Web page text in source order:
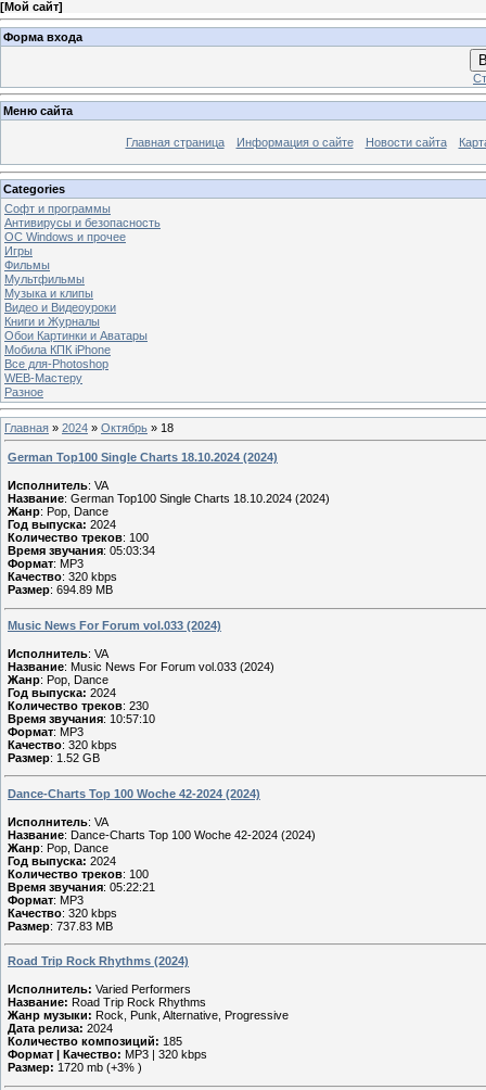
[Мой сайт]
Форма входа
Меню сайта
Главная страница Информация о сайте Новости сайта
Categories
Софт и программы
Антивирусы и безопасность
OC Windows и прочее
Игры
Фильмы
Мультфильмы
Музыка и клипы
Видео и Видеоуроки
Книги и Журналы
Обои Картинки и Аватары
Мобила КПК iPhone
Все для-Photoshop
WEB-Мастеру
Разное
Главная » 2024 » Октябрь » 18
German Top100 Single Charts 18.10.2024 (2024)
Исполнитель: VA
Название: German Top100 Single Charts 18.10.2024 (2024)
Жанр: Pop, Dance
Год выпуска: 2024
Количество треков: 100
Время звучания: 05:03:34
Формат: MP3
Качество: 320 kbps
Размер: 694.89 MB
Music News For Forum vol.033 (2024)
Исполнитель: VA
Название: Music News For Forum vol.033 (2024)
Жанр: Pop, Dance
Год выпуска: 2024
Количество треков: 230
Время звучания: 10:57:10
Формат: MP3
Качество: 320 kbps
Размер: 1.52 GB
Dance-Charts Top 100 Woche 42-2024 (2024)
Исполнитель: VA
Название: Dance-Charts Top 100 Woche 42-2024 (2024)
Жанр: Pop, Dance
Год выпуска: 2024
Количество треков: 100
Время звучания: 05:22:21
Формат: MP3
Качество: 320 kbps
Размер: 737.83 MB
Road Trip Rock Rhythms (2024)
Исполнитель: Varied Performers
Название: Road Trip Rock Rhythms
Жанр музыки: Rock, Punk, Alternative, Progressive
Дата релиза: 2024
Количество композиций: 185
Формат | Качество: MP3 | 320 kbps
Размер: 1720 mb (+3% )